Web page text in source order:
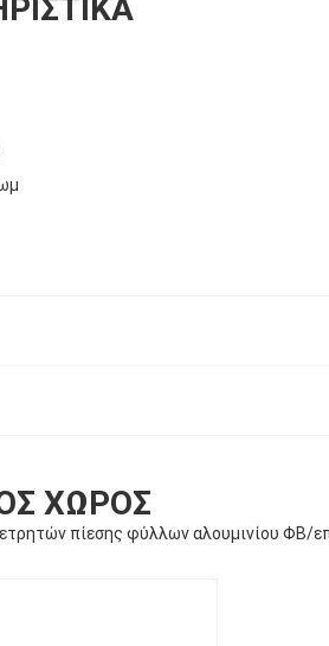
ΧΏΡΟΣ
πίεσης φύλλων αλουμινίου ΦΒ/